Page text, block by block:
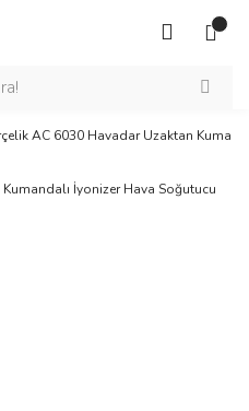
AC 6030 Havadar Uzaktan